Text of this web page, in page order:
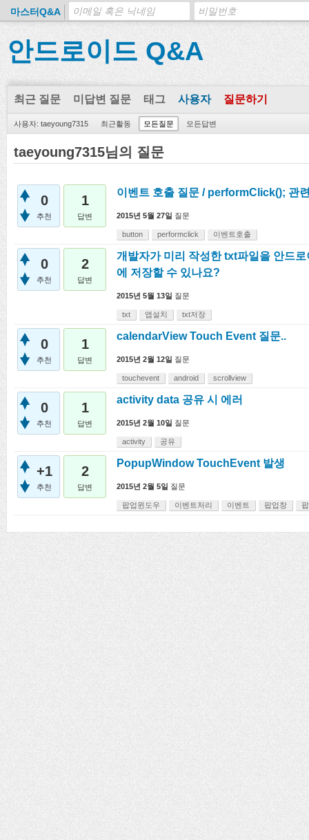
마스터Q&A
안드로이드 Q&A
최근 질문 미답변 질문 태그 사용자 질문하기
사용자: taeyoung7315 최근활동 모든질문 모든답변
taeyoung7315님의 질문
0
추천
1
답변
이벤트 호출 질문 / performClick(); 관
2015년 5월 27일 질문
button performclick 이벤트호출
0
추천
2
답변
개발자가 미리 작성한 txt파일을 안드
에 저장할 수 있나요?
2015년 5월 13일 질문
txt 앱설치 txt저장
0
추천
1
답변
calendarView Touch Event 질문..
2015년 2월 12일 질문
touchevent android scrollview
0
추천
1
답변
activity data 공유 시 에러
2015년 2월 10일 질문
activity 공유
+1
추천
2
답변
PopupWindow TouchEvent 발생
2015년 2월 5일 질문
팝업윈도우 이벤트처리 이벤트 팝업창